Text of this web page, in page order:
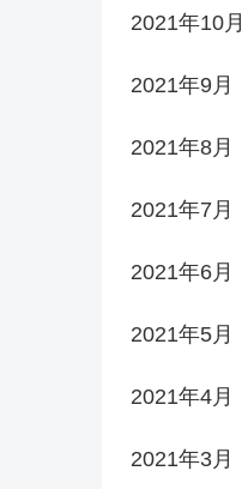
2021年10月
2021年9月
2021年8月
2021年7月
2021年6月
2021年5月
2021年4月
2021年3月